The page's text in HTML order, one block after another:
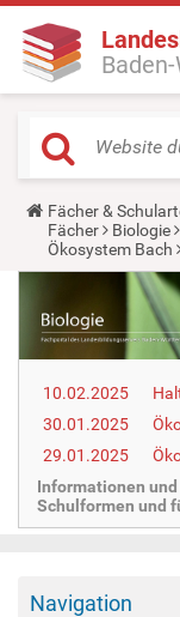
Y
o
u
a
h
e
r
:
Fächer &
Fächer
Biologie
Ökosystem Bach
10.02.2025
30.01.2025
29.01.2025
Informationen
Schulformen und
Navigation